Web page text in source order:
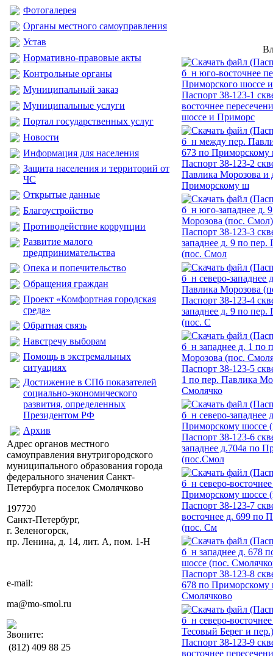
Фотогалерея
Органы местного самоуправления
Устав
Нормативно-правовые акты
Контрольные органы
Муниципальный заказ
Муниципальные услуги
Портал государственных услуг
Новости
Информация для населения
Защита населения и территорий от
ЧС
Открытые данные
Благоустройство
Противодействие коррупции
Развитие малого
предпринимательства
Опека и попечительство
Обращения граждан
Проект «Комфортная городская
среда»
Обратная связь
Навстречу выборам
Помощь в экстремальных
ситуациях
Достижение в СПб показателей
социально-экономического
развития, определенных
Президентом РФ
Архив
Адрес органов местного
самоуправления внутригородского
муниципального образования города
федерального значения Санкт-
Петербурга поселок Смолячково
197720
Санкт-Петербург,
г. Зеленогорск,
пр. Ленина, д. 14, лит. А, пом. 1-Н
e-mail:
ma@mo-smol.ru
Звоните:
(812) 409 88 25
Паспорт 38-123-1
восточнее
шоссе и Приморс
Паспорт 38-123-2
Павлика Морозова и
Приморскому ш
Паспорт 38-123-3
западнее д. 9 по
(пос. Смол
Паспорт 38-123-4
западнее д. 9 по
(пос. С
Паспорт 38-123-5
1 по пер. Павлика
Смолячко
Паспорт 38-123-6
западнее д.704а по
(пос.Смол
Паспорт 38-123-7
восточнее д. 699 по
(пос. См
Паспорт 38-123-8
678 по Приморскому
Смолячково
Паспорт 38-123-9
восточнее